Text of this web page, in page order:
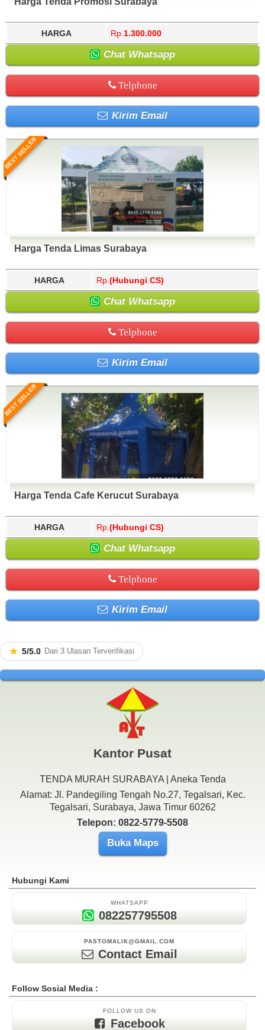
HARGA Rp. 1.300.000
Chat Whatsapp
Telphone
Kirim Email
BEST SELLER
Harga Tenda Limas Surabaya
HARGA Rp. (Hubungi CS)
Chat Whatsapp
Telphone
Kirim Email
BEST SELLER
Harga Tenda Cafe Kerucut Surabaya
HARGA Rp. (Hubungi CS)
Chat Whatsapp
Telphone
Kirim Email
★ 5/5.0 Dari 3 Ulasan Terverifikasi
Kantor Pusat
TENDA MURAH SURABAYA | Aneka Tenda
Alamat: Jl. Pandegiling Tengah No.27, Tegalsari, Kec.
Tegalsari, Surabaya, Jawa Timur 60262
Telepon: 0822-5779-5508
Buka Maps
Hubungi Kami
WHATSAPP
082257795508
PASTOMALIK@GMAIL.COM
Contact Email
Follow Sosial Media :
FOLLOW US ON
Facebook